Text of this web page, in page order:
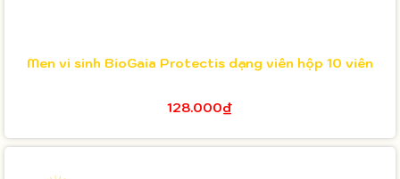
Men vi sinh BioGaia Protectis dạng viên hộp 10 viên
128.000₫